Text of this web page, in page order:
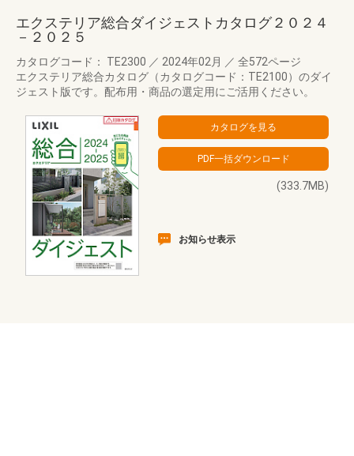
エクステリア総合ダイジェストカタログ２０２４
－２０２５
カタログコード： TE2300 ／ 2024年02月 ／ 全572ページ
エクステリア総合カタログ（カタログコード：TE2100）のダイ
ジェスト版です。配布用・商品の選定用にご活用ください。
(333.7MB)
お知らせ表示